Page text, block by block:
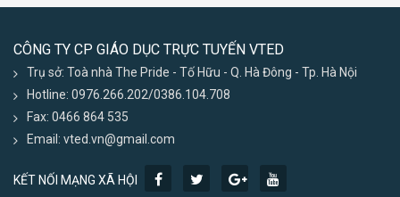
CÔNG TY CP GIÁO DỤC TRỰC TUYẾN VTED
Trụ sở: Toà nhà The Pride - Tố Hữu - Q. Hà Đông - Tp. Hà Nội
Hotline: 0976.266.202/0386.104.708
Fax: 0466 864 535
Email: vted.vn@gmail.com
KẾT NỐI MẠNG XÃ HỘI